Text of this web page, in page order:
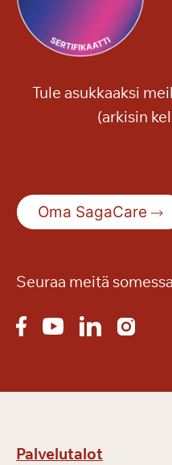
Tule asukkaaksi
(arkisin
Oma SagaCare
Seuraa meitä somessa
Palvelutalot